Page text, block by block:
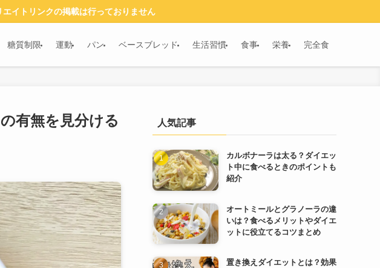
イトリンクの掲載は行っておりません
糖質制限 運動 パン ベースブレッド 生活習慣 食事 栄養 完全食
有無を見分ける
人気記事
カルボナーラは太る？ダイエッ
ト中に食べるときのポイントも
紹介
オートミールとグラノーラの違
いは？食べるメリットやダイエ
ットに役立てるコツまとめ
置き換えダイエットとは？効果